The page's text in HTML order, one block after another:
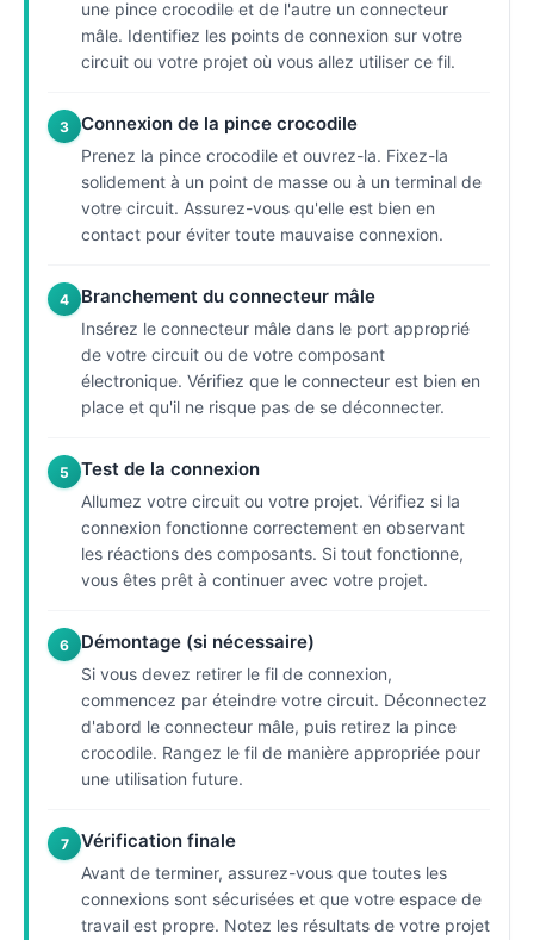
une pince crocodile et de l'autre un connecteur
mâle. Identifiez les points de connexion sur votre
circuit ou votre projet où vous allez utiliser ce fil.
3 Connexion de la pince crocodile
Prenez la pince crocodile et ouvrez-la. Fixez-la
solidement à un point de masse ou à un terminal de
votre circuit. Assurez-vous qu'elle est bien en
contact pour éviter toute mauvaise connexion.
4 Branchement du connecteur mâle
Insérez le connecteur mâle dans le port approprié
de votre circuit ou de votre composant
électronique. Vérifiez que le connecteur est bien en
place et qu'il ne risque pas de se déconnecter.
5 Test de la connexion
Allumez votre circuit ou votre projet. Vérifiez si la
connexion fonctionne correctement en observant
les réactions des composants. Si tout fonctionne,
vous êtes prêt à continuer avec votre projet.
6 Démontage (si nécessaire)
Si vous devez retirer le fil de connexion,
commencez par éteindre votre circuit. Déconnectez
d'abord le connecteur mâle, puis retirez la pince
crocodile. Rangez le fil de manière appropriée pour
une utilisation future.
7 Vérification finale
Avant de terminer, assurez-vous que toutes les
connexions sont sécurisées et que votre espace de
travail est propre. Notez les résultats de votre projet